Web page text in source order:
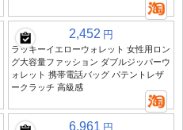
2,452 円
ラッキーイエローウォレット 女性用ロン
グ大容量ファッション ダブルジッパーウ
ォレット 携帯電話バッグ パテントレザ
ークラッチ 高級感
6,961 円